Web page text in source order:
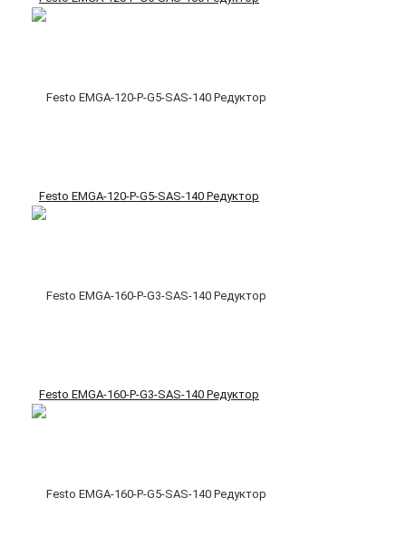
Festo EMGA-120-P-G5-SAS-140 Редуктор
Festo EMGA-160-P-G3-SAS-140 Редуктор